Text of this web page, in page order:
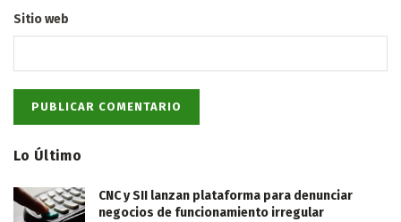
Sitio web
Lo Último
CNC y SII lanzan plataforma para denunciar
negocios de funcionamiento irregular